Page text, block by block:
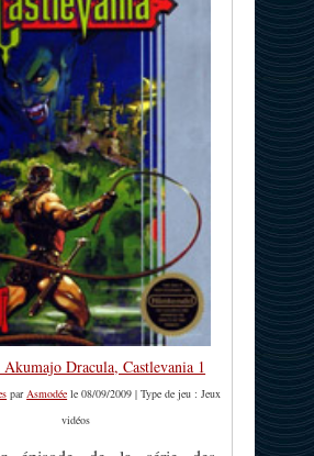
Dracula, Castlevania 1
parAsmodée le 08/09/2009 | Type de jeu : Jeux
vidéos